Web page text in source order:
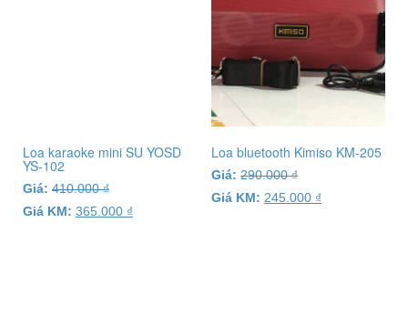
Loa karaoke mini SU YOSD
YS-102
Giá: 410.000₫
Giá KM: 365.000 ₫
Loa bluetooth Kimiso KM-205
Giá: 290.000₫
Giá KM: 245.000 ₫